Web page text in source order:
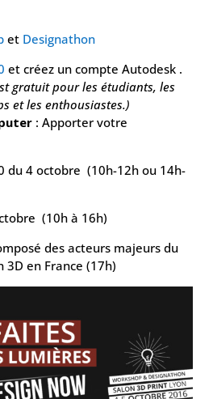
et Designathon
et créez un compte Autodesk .
gratuit pour les étudiants, les
et les enthousiastes.)
: Apporter votre
du 4 octobre (10h-12h ou 14h-
(10h à 16h)
des acteurs majeurs du
3D en France (17h)